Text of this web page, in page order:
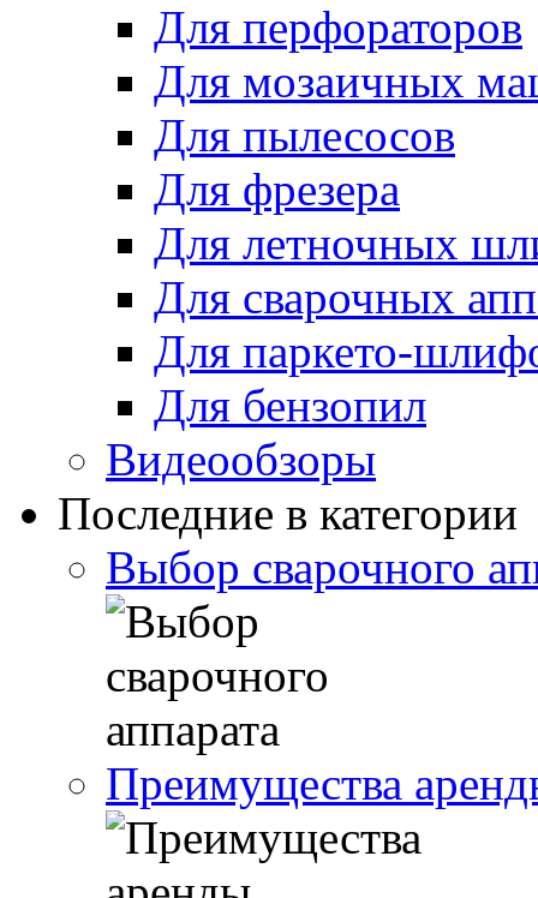
Для перфораторов
Для мозаичных
Для пылесосов
Для фрезера
Для летночных
Для сварочных
Для паркето-
Для бензопил
Видеообзоры
Последние в категории
Выбор сварочного
Преимущества